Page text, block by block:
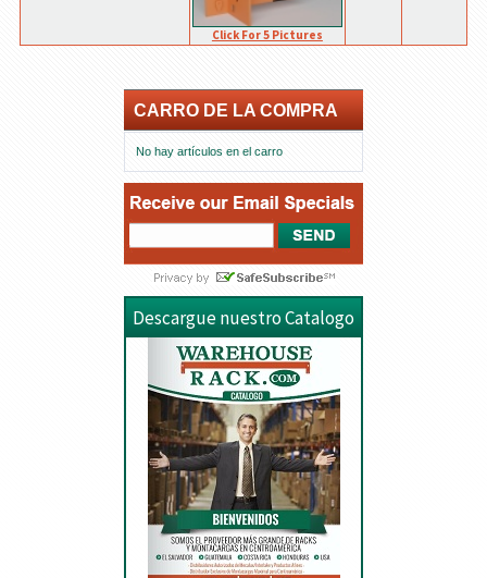
Click For 5 Pictures
CARRO DE LA COMPRA
No hay artículos en el carro
Descargue nuestro Catalogo